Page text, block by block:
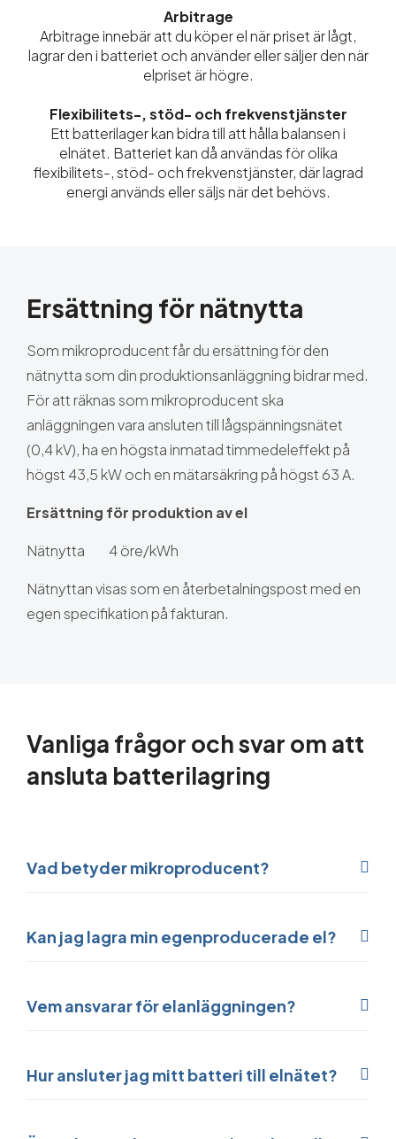
Arbitrage
Arbitrage innebär att du köper el när priset är lågt,
lagrar den i batteriet och använder eller säljer den när
elpriset är högre.
Flexibilitets-, stöd- och frekvenstjänster
Ett batterilager kan bidra till att hålla balansen i
elnätet. Batteriet kan då användas för olika
flexibilitets-, stöd- och frekvenstjänster, där lagrad
energi används eller säljs när det behövs.
Ersättning för nätnytta
Som mikroproducent får du ersättning för den
nätnytta som din produktionsanläggning bidrar med.
För att räknas som mikroproducent ska
anläggningen vara ansluten till lågspänningsnätet
(0,4 kV), ha en högsta inmatad timmedeleffekt på
högst 43,5 kW och en mätarsäkring på högst 63 A.
Ersättning för produktion av el
Nätnytta 4 öre/kWh
Nätnyttan visas som en återbetalningspost med en
egen specifikation på fakturan.
Vanliga frågor och svar om att
ansluta batterilagring
Vad betyder mikroproducent?
Kan jag lagra min egenproducerade el?
Vem ansvarar för elanläggningen?
Hur ansluter jag mitt batteri till elnätet?